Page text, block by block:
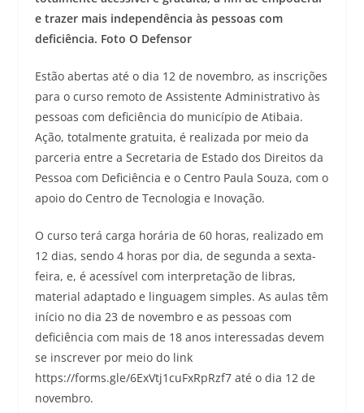
e trazer mais independência às pessoas com
deficiência. Foto O Defensor
Estão abertas até o dia 12 de novembro, as inscrições
para o curso remoto de Assistente Administrativo às
pessoas com deficiência do município de Atibaia.
Ação, totalmente gratuita, é realizada por meio da
parceria entre a Secretaria de Estado dos Direitos da
Pessoa com Deficiência e o Centro Paula Souza, com o
apoio do Centro de Tecnologia e Inovação.
O curso terá carga horária de 60 horas, realizado em
12 dias, sendo 4 horas por dia, de segunda a sexta-
feira, e, é acessível com interpretação de libras,
material adaptado e linguagem simples. As aulas têm
início no dia 23 de novembro e as pessoas com
deficiência com mais de 18 anos interessadas devem
se inscrever por meio do link
https://forms.gle/6ExVtj1cuFxRpRzf7 até o dia 12 de
novembro.